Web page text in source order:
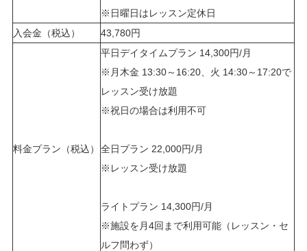
※日曜日はレッスン定休日
入会金（税込）
43,780円
料金プラン（税込）
平日デイタイムプラン 14,300円/月
※月木金 13:30～16:20、火 14:30～17:20で
レッスン受け放題
※祝日の場合は利用不可
全日プラン 22,000円/月
※レッスン受け放題
ライトプラン 14,300円/月
※施設を月4回まで利用可能（レッスン・セ
ルフ問わず）